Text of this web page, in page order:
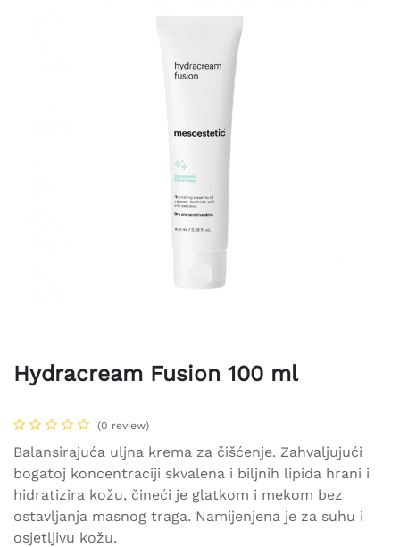
Hydracream Fusion 100 ml
(0 review)
Balansirajuća uljna krema za čišćenje. Zahvaljujući
bogatoj koncentraciji skvalena i biljnih lipida hrani i
hidratizira kožu, čineći je glatkom i mekom bez
ostavljanja masnog traga. Namijenjena je za suhu i
osjetljivu kožu.